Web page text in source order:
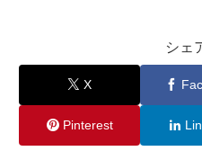
シェ
X
Pinterest